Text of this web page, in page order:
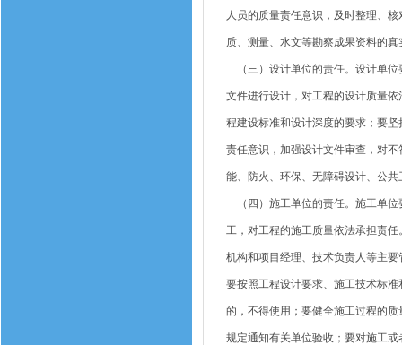
人员的质量责任意识，及时整理、
质、测量、水文等勘察成果资料的真
（三）设计单位的责任。设计单位
文件进行设计，对工程的设计质量
程建设标准和设计深度的要求；要
责任意识，加强设计文件审查，对
能、防火、环保、无障碍设计、公
（四）施工单位的责任。施工单位
工，对工程的施工质量依法承担责
机构和项目经理、技术负责人等主
要按照工程设计要求、施工技术标
的，不得使用；要健全施工过程的
规定通知有关单位验收；要对施工